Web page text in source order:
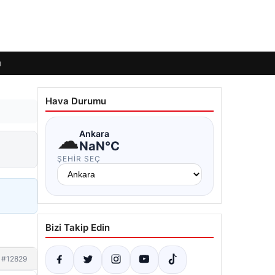
#12829
Hava Durumu
☁Ankara
NaN°C
ŞEHIR SEÇ
Bizi Takip Edin